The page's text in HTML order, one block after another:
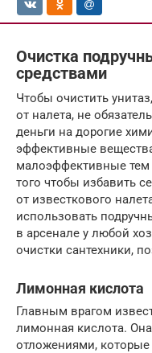
Очистка
средствами
Чтобы очистить
от налета, не
деньги на дорогие
эффективные
малоэффективные тем
того чтобы избавить
от известкового
использовать
в арсенале у любой
очистки сантехники,
Лимонная кислота
Главным врагом
лимонная кислота.
отложениями, которые